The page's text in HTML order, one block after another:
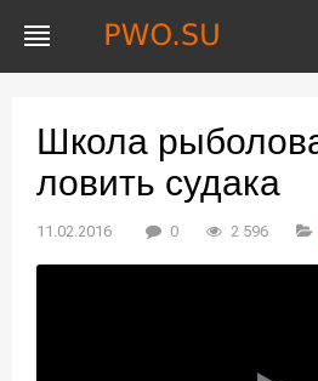
Школа
ловить судака
11.02.2016 0 2 596